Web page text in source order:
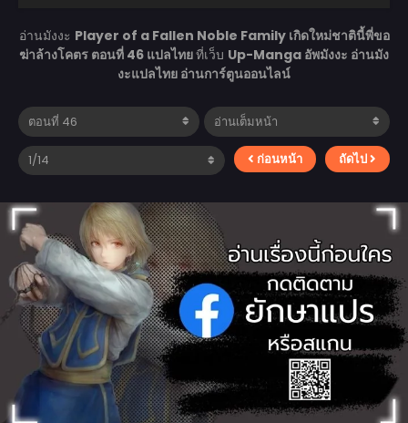
อ่านมังงะ Player of a Fallen Noble Family เกิดใหม่ชาตินี้พี่ขอ
ฆ่าล้างโคตร ตอนที่ 46 แปลไทยที่เว็บ Up-Manga อัพมังงะ อ่านมัง
งะแปลไทย อ่านการ์ตูนออนไลน์
ก่อนหน้า ถัดไป